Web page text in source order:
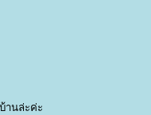
านล่ะค่ะ